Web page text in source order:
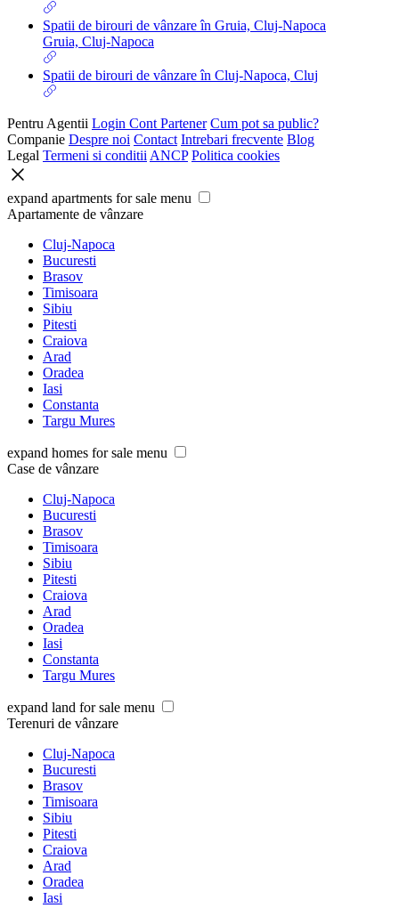
Spatii de birouri de vânzare în Gruia, Cluj-Napoca
Gruia, Cluj-Napoca
Spatii de birouri de vânzare în Cluj-Napoca, Cluj
Pentru Agentii Login Cont Partener Cum pot sa public?
Companie Despre noi Contact Intrebari frecvente Blog
Legal Termeni si conditii ANCP Politica cookies
expand apartments for sale menu
Apartamente de vânzare
Cluj-Napoca
Bucuresti
Brasov
Timisoara
Sibiu
Pitesti
Craiova
Arad
Oradea
Iasi
Constanta
Targu Mures
expand homes for sale menu
Case de vânzare
Cluj-Napoca
Bucuresti
Brasov
Timisoara
Sibiu
Pitesti
Craiova
Arad
Oradea
Iasi
Constanta
Targu Mures
expand land for sale menu
Terenuri de vânzare
Cluj-Napoca
Bucuresti
Brasov
Timisoara
Sibiu
Pitesti
Craiova
Arad
Oradea
Iasi